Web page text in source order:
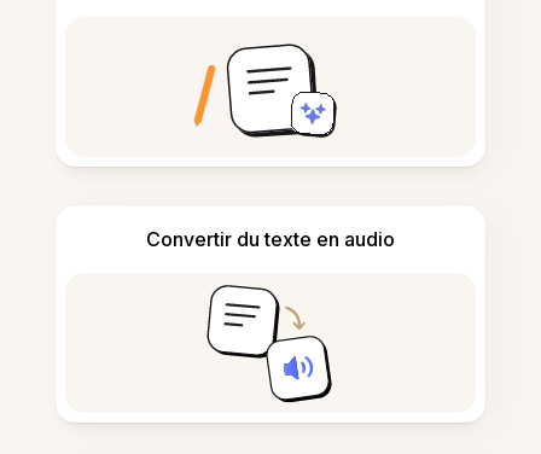
Convertir du texte en audio